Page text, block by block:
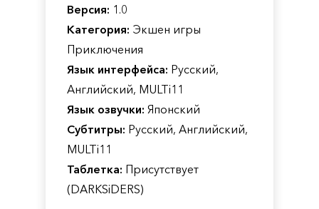
Версия: 1.0
Категория: Экшен игры
Приключения
Язык интерфейса: Русский,
Английский, MULTi11
Язык озвучки: Японский
Субтитры: Русский, Английский,
MULTi11
Таблетка: Присутствует
(DARKSiDERS)